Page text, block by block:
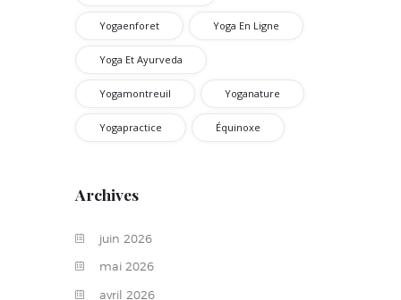
Yogaenforet Yoga En Ligne
Yoga Et Ayurveda
Yogamontreuil Yoganature
Yogapractice Équinoxe
Archives
juin 2026
mai 2026
avril 2026